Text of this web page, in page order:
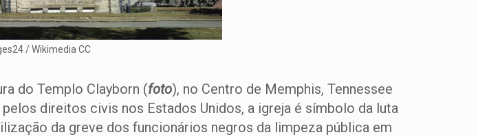
/ Wikimedia CC
do Templo Clayborn (foto), no Centro de Memphis, Tennessee
direitos civis nos Estados Unidos, a igreja é símbolo da luta
da greve dos funcionários negros da limpeza pública em